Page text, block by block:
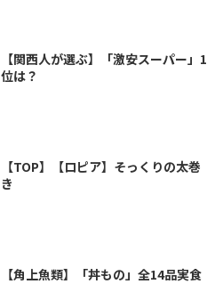
【関西人が選ぶ】「激安スーパー」1
位は？
【TOP】【ロピア】そっくりの太巻
き
【角上魚類】「丼もの」全14品実食